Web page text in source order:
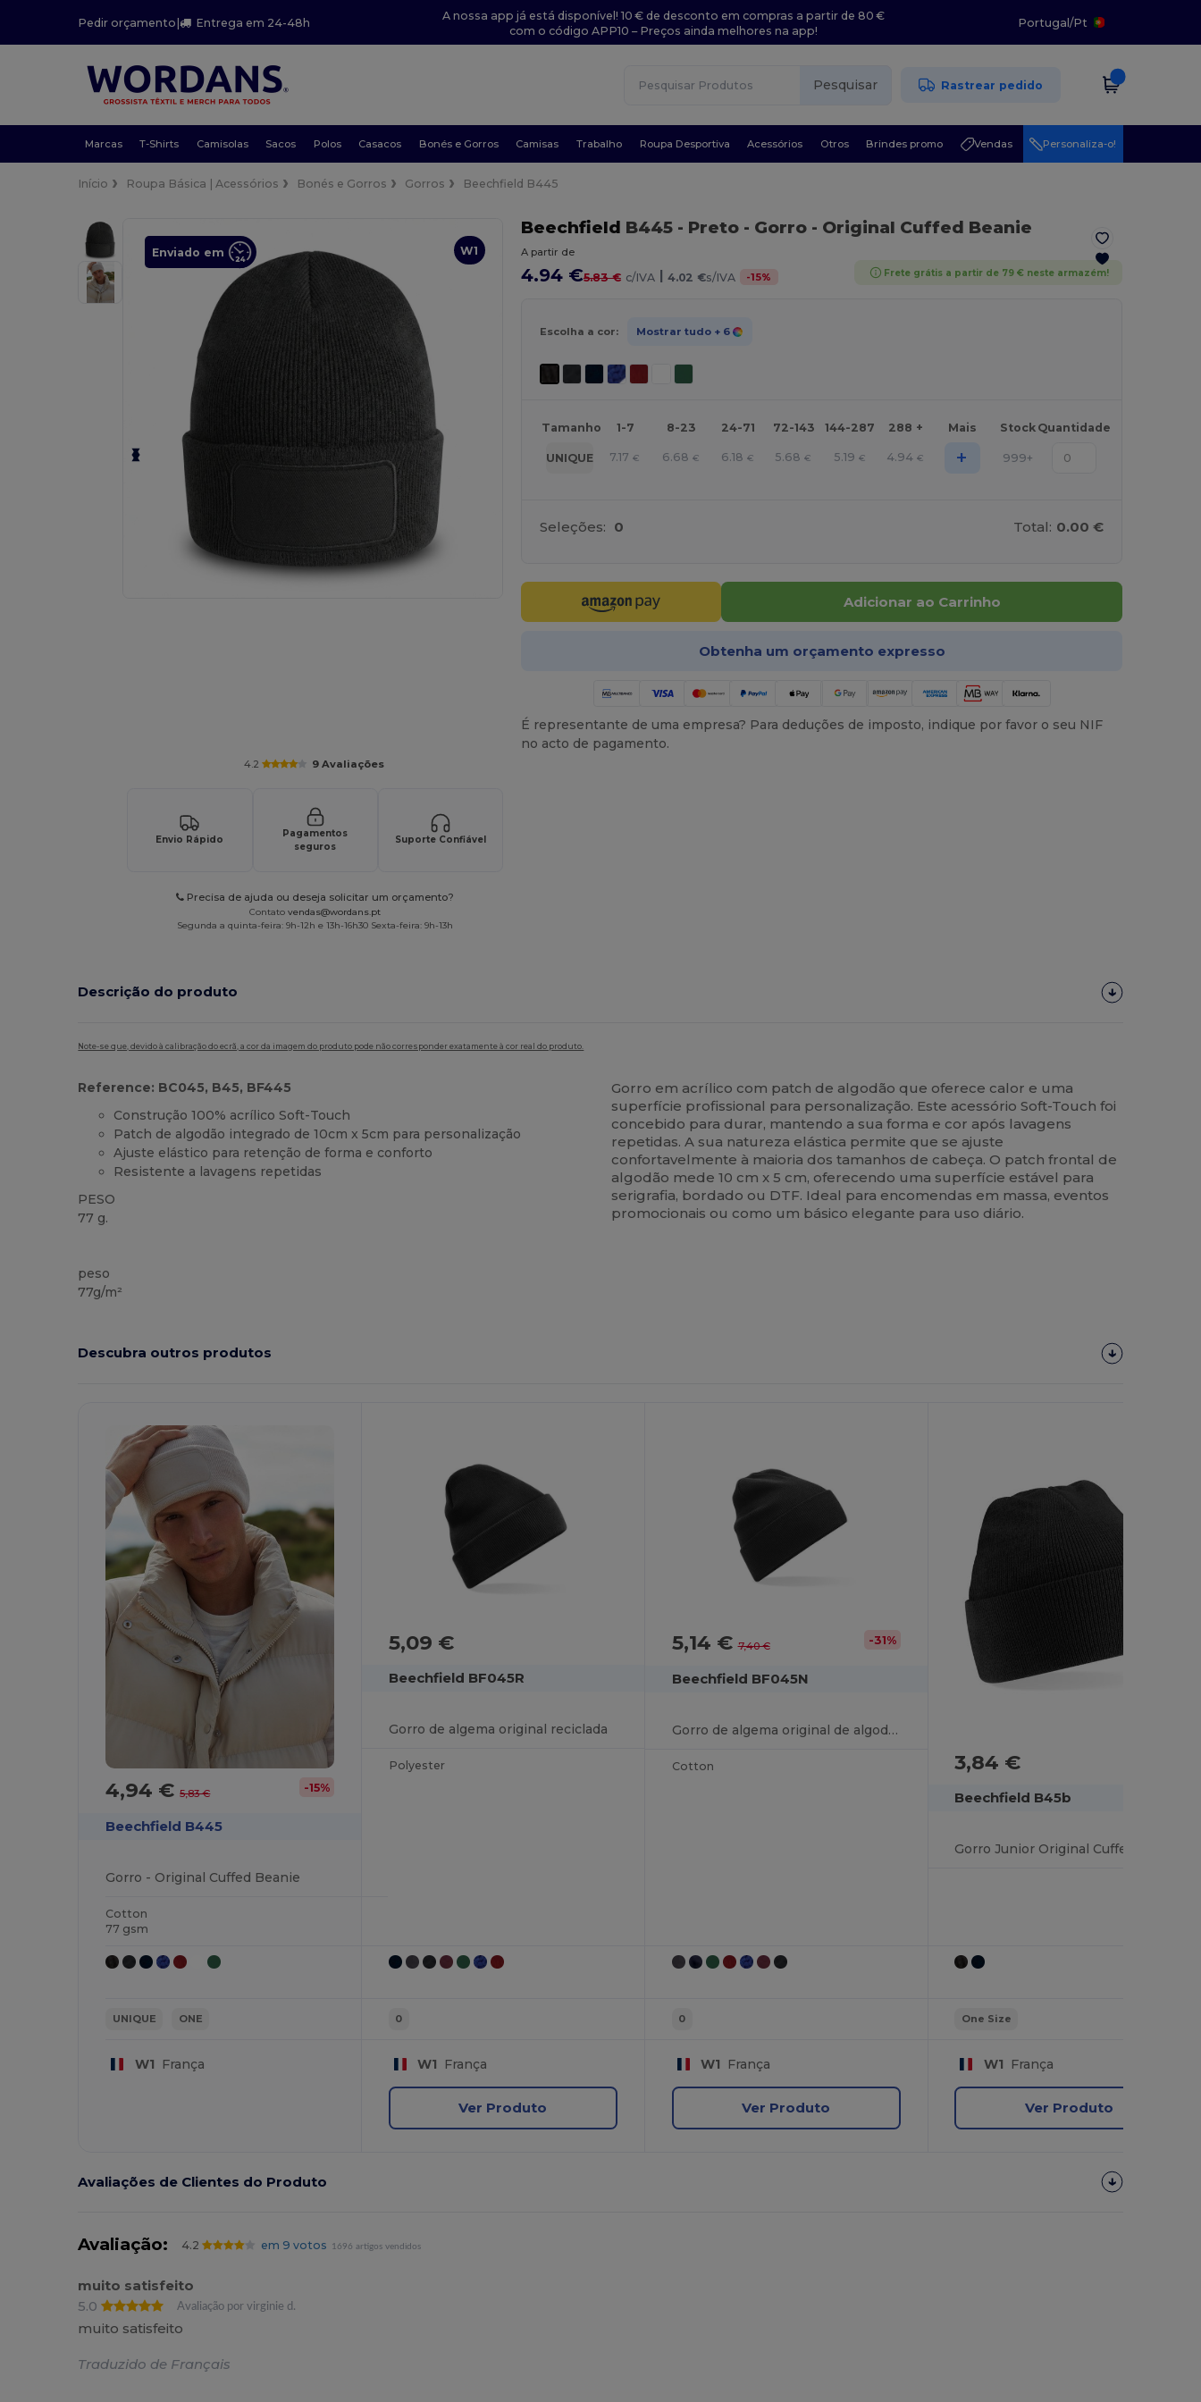
Pedir orçamento| Entrega em 24-48h
A nossa app já está disponível! 10 € de desconto em compras a partir de 80 €
com o código APP10 – Preços ainda melhores na app!
Portugal/Pt
Pesquisar Rastrear pedido
Marcas T-Shirts Camisolas Sacos Polos Casacos Bonés e Gorros Camisas Trabalho Roupa Desportiva Acessórios Otros Brindes promo Vendas Personaliza-o!
Início Roupa Básica | Acessórios Bonés e Gorros Gorros Beechfield B445
W1
Enviado em
4.2 9 Avaliações
Envio Rápido
Pagamentos
seguros
Suporte Confiável
Precisa de ajuda ou deseja solicitar um orçamento?
Contatovendas@wordans.pt
Segunda a quinta-feira: 9h-12h e 13h-16h30 Sexta-feira: 9h-13h
Beechfield B445 - Preto- Gorro - Original Cuffed Beanie
A partir de
4.94 €5.83 € c/IVA | 4.02 €s/IVA -15% Frete grátis a partir de 79 € neste armazém!
Escolha a cor: Mostrar tudo + 6
Tamanho 1-7 8-23 24-71 72-143 144-287 288 + Mais Stock Quantidade
UNIQUE 7.17 € 6.68 € 6.18 € 5.68 € 5.19 € 4.94 € + 999+
Seleções: 0 Total: 0.00 €
Adicionar ao Carrinho
Obtenha um orçamento expresso
É representante de uma empresa? Para deduções de imposto, indique por favor o seu NIF
no acto de pagamento.
Descrição do produto
Note-se que, devido à calibração do ecrã, a cor da imagem do produto pode não corresponder exatamente à cor real do produto.
Reference: BC045, B45, BF445
Construção 100% acrílico Soft-Touch
Patch de algodão integrado de 10cm x 5cm para personalização
Ajuste elástico para retenção de forma e conforto
Resistente a lavagens repetidas
PESO
77 g.
peso
77g/m²
Gorro em acrílico com patch de algodão que oferece calor e uma
superfície profissional para personalização. Este acessório Soft-Touch foi
concebido para durar, mantendo a sua forma e cor após lavagens
repetidas. A sua natureza elástica permite que se ajuste
confortavelmente à maioria dos tamanhos de cabeça. O patch frontal de
algodão mede 10 cm x 5 cm, oferecendo uma superfície estável para
serigrafia, bordado ou DTF. Ideal para encomendas em massa, eventos
promocionais ou como um básico elegante para uso diário.
Descubra outros produtos
4,94 €5,83 € -15%
Beechfield B445
Gorro - Original Cuffed Beanie
Cotton
77 gsm
UNIQUE ONE
W1 França
5,09 €
Beechfield BF045R
Gorro de algema original reciclada
Polyester
0
W1 França
Ver Produto
5,14 €7,40 € -31%
Beechfield BF045N
Gorro de algema original de algodão orgânico
Cotton
0
W1 França
Ver Produto
3,84 €
Beechfield B45b
Gorro Junior Original Cuffed
One Size
W1 França
Ver Produto
Avaliações de Clientes do Produto
Avaliação: 4.2 em 9 votos 1696 artigos vendidos
muito satisfeito
5.0
Avaliação por virginie d.
muito satisfeito
Traduzido de Français